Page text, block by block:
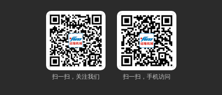
扫一扫，关注我们 扫一扫，手机访问